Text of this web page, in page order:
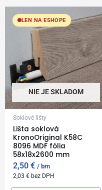
LEN NA ESHOPE
NIE JE SKLADOM
Soklové lišty
Lišta soklová
KronoOriginal K58C
8096 MDF fólia
58x18x2600 mm
2,50€ bm
2,03€ bez DPH